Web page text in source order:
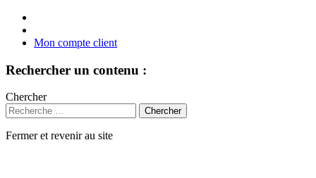
Mon compte client
Rechercher un contenu :
Chercher
Fermer et revenir au site